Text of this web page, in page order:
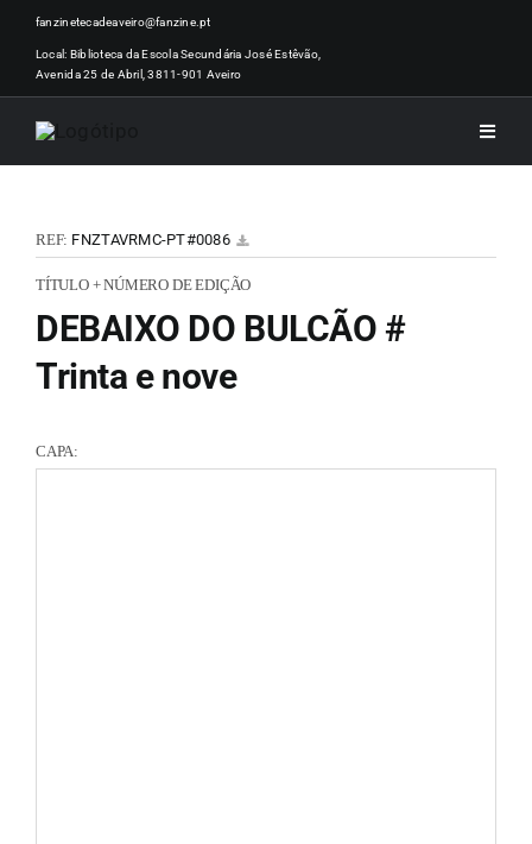
Skip
content
fanzinetecadeaveiro@fanzine.pt
Local: Biblioteca da Escola Secundária José Estêvão,
Avenida 25 de Abril, 3811-901 Aveiro
Toggle
REF: FNZTAVRMC-PT#0086
TÍTULO + NÚMERO DE EDIÇÃO
DEBAIXO DO BULCÃO #
Trinta e nove
CAPA: